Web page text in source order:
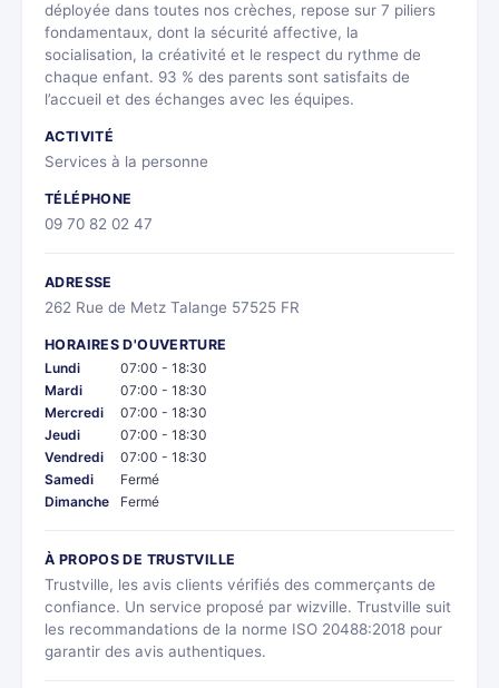
déployée dans toutes nos crèches, repose sur 7 piliers
fondamentaux, dont la sécurité affective, la
socialisation, la créativité et le respect du rythme de
chaque enfant. 93 % des parents sont satisfaits de
l’accueil et des échanges avec les équipes.
ACTIVITÉ
Services à la personne
TÉLÉPHONE
09 70 82 02 47
ADRESSE
262 Rue de Metz Talange 57525 FR
HORAIRES D'OUVERTURE
Lundi
07:00 - 18:30
Mardi
07:00 - 18:30
Mercredi
07:00 - 18:30
Jeudi
07:00 - 18:30
Vendredi
07:00 - 18:30
Samedi
Fermé
Dimanche
Fermé
À PROPOS DE TRUSTVILLE
Trustville, les avis clients vérifiés des commerçants de
confiance. Un service proposé par wizville. Trustville suit
les recommandations de la norme ISO 20488:2018 pour
garantir des avis authentiques.